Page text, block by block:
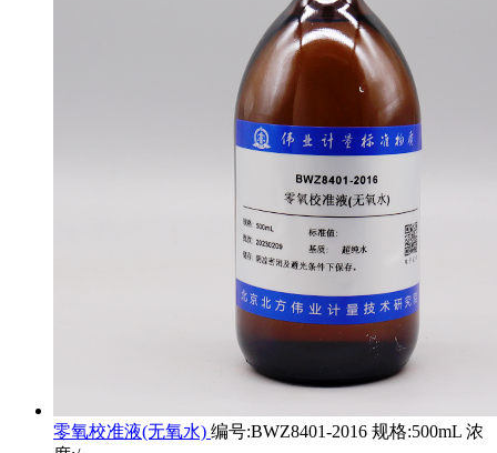
零氧校准液(无氧水) 编号:BWZ8401-2016 规格:500mL 浓